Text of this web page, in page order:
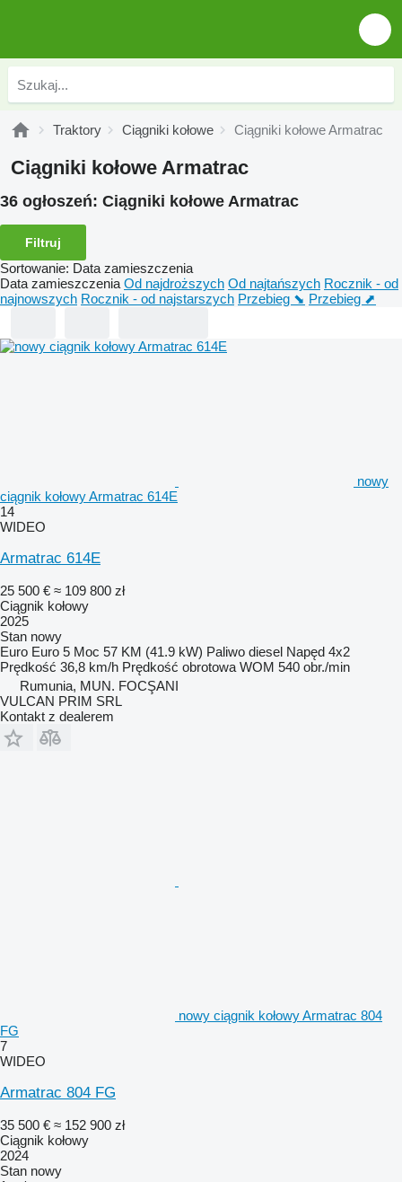
Traktory Ciągniki kołowe Ciągniki kołowe Armatrac
Ciągniki kołowe Armatrac
36 ogłoszeń: Ciągniki kołowe Armatrac
Filtruj
Sortowanie: Data zamieszczenia
Data zamieszczenia Od najdroższych Od najtańszych Rocznik - od
najnowszych Rocznik - od najstarszych Przebieg ⬊ Przebieg ⬈
nowy
ciągnik kołowy Armatrac 614E
14
WIDEO
Armatrac 614E
25 500 € ≈ 109 800 zł
Ciągnik kołowy
2025
Stan nowy
Euro Euro 5 Moc 57 KM (41.9 kW) Paliwo diesel Napęd 4x2
Prędkość 36,8 km/h Prędkość obrotowa WOM 540 obr./min
Rumunia, MUN. FOCŞANI
VULCAN PRIM SRL
Kontakt z dealerem
nowy ciągnik kołowy Armatrac 804
FG
7
WIDEO
Armatrac 804 FG
35 500 € ≈ 152 900 zł
Ciągnik kołowy
2024
Stan nowy